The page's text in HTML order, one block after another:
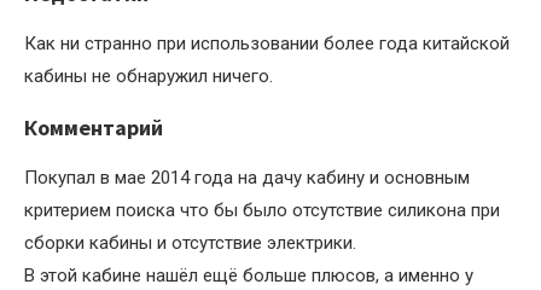
Как ни странно при использовании более года китайской
кабины не обнаружил ничего.
Комментарий
Покупал в мае 2014 года на дачу кабину и основным
критерием поиска что бы было отсутствие силикона при
сборки кабины и отсутствие электрики.
В этой кабине нашёл ещё больше плюсов, а именно у